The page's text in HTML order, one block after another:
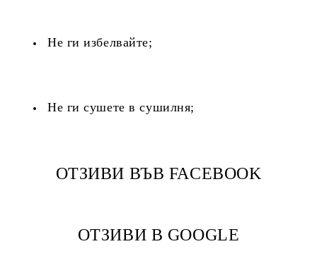
Не ги избелвайте;
Не ги сушете в сушилня;
ОТЗИВИ ВЪВ FACEBOOK
ОТЗИВИ В GOOGLE